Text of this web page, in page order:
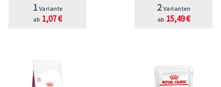
1 Variante
ab 1,07 €
2 Varianten
ab 15,49 €